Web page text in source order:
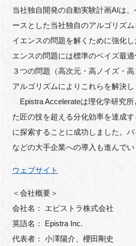
当社独自開発の自動実験計画AIは
ースとした当社独自のアルゴリズ
イエンスの問題を解くために強化
エンスの問題には標準のベイズ最
３つの問題（高次元・高ノイズ・
アルゴリズムによりこれらを解決し
Epistra Accelerateは理化学研究所
た匠の技を超える分化効率を達成
に探索することに成功しました。
などの大手企業への導入も進んでい
ウェブサイト
＜会社概要＞
会社名： エピストラ株式会社
英語名： Epistra Inc.
代表者： 小澤陽介、櫻田剛史